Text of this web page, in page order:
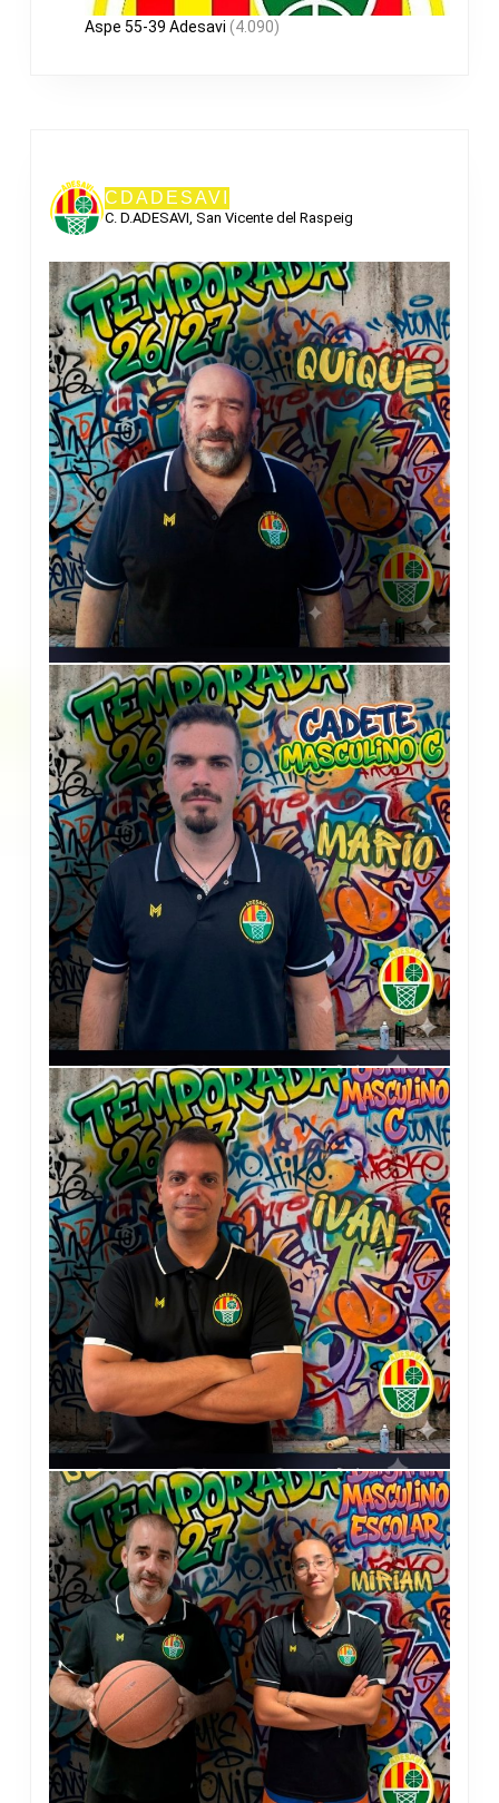
Aspe 55-39 Adesavi (4.090)
CDADESAVI
C. D.ADESAVI, San Vicente del Raspeig